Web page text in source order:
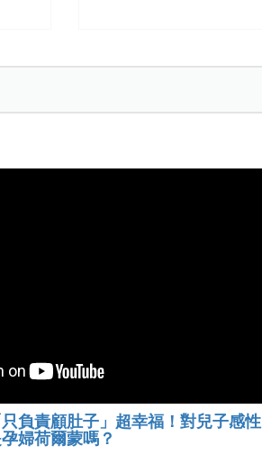
負責顧肚子」超幸福！對兒子感性
婦荷爾蒙嗎？